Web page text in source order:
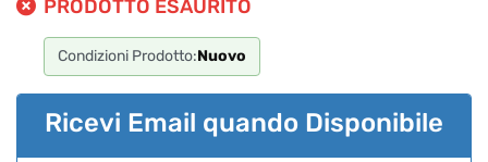
PRODOTTO ESAURITO
Condizioni Prodotto:Nuovo
Ricevi Email quando Disponibile